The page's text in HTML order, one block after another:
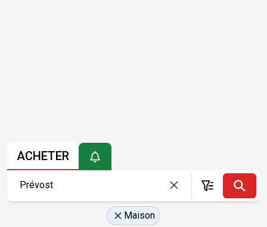
ACHETER
Maison